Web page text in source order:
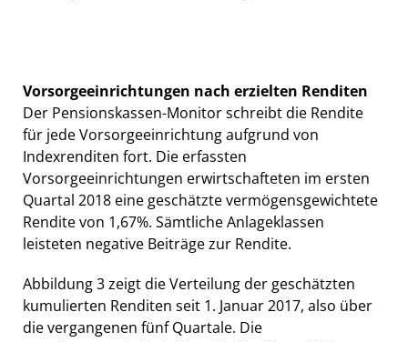
Vorsorgeeinrichtungen nach erzielten Renditen
Der Pensionskassen-Monitor schreibt die Rendite
für jede Vorsorgeeinrichtung aufgrund von
Indexrenditen fort. Die erfassten
Vorsorgeeinrichtungen erwirtschafteten im ersten
Quartal 2018 eine geschätzte vermögensgewichtete
Rendite von 1,67%. Sämtliche Anlageklassen
leisteten negative Beiträge zur Rendite.
Abbildung 3 zeigt die Verteilung der geschätzten
kumulierten Renditen seit 1. Januar 2017, also über
die vergangenen fünf Quartale. Die